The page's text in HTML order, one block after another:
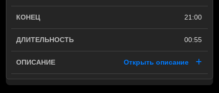
21:00
00:55
Открыть описание